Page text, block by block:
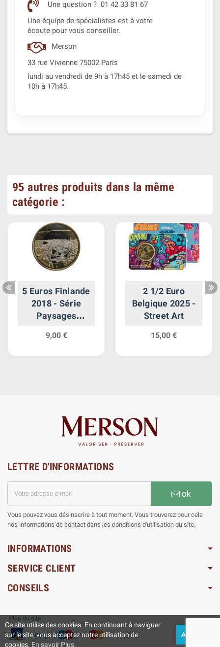
Une question ? 01 42 33 81 67
Une équipe de spécialistes est à votre
écoute pour vous conseiller.
Merson
33 rue Vivienne 75002 Paris
lundi au vendredi de 9h à 17h45 et le samedi de
10h à 17h45.
95 autres produits dans la même
catégorie :
5 Euros Finlande
2018 - Série
Paysages
Rapides de
9,00 €
2 1/2 Euro
Belgique 2025 -
Street Art
15,00 €
LETTRE D'INFORMATIONS
ok
Vous pouvez vous désinscrire à tout moment. Vous trouverez pour cela
nos informations de contact dans les conditions d'utilisation du site.
INFORMATIONS
SERVICE CLIENT
CONSEILS
Plan du site
Ce site utilise des cookies. En continuant à naviguer
sur le site, vous acceptez notre utilisation de
cookies. En savoir Plus.
ACCEPTEZ